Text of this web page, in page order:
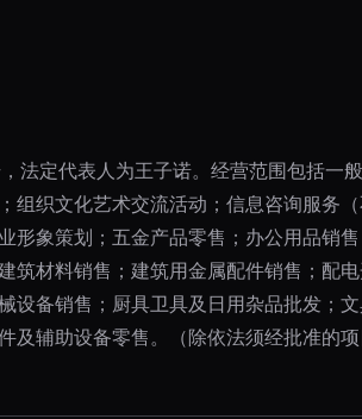
定代表人为王子诺。经营范围包括一般
织文化艺术交流活动；信息咨询服务
形象策划；五金产品零售；办公用品销
材料销售；建筑用金属配件销售；配电
备销售；厨具卫具及日用杂品批发；
辅助设备零售。（除依法须经批准的